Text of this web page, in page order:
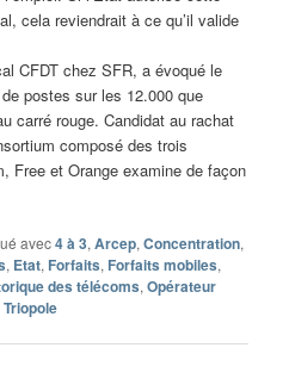
cela reviendrait à ce qu’il valide
CFDT chez SFR, a évoqué le
postes sur les 12.000 que
carré rouge. Candidat au rachat
composé des trois
Free et Orange examine de façon
avec4 à 3,Arcep,Concentration,
, Etat, Forfaits, Forfaits mobiles,
des télécoms,Opérateur
Triopole